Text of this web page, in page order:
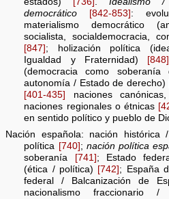
democrático
[842-853] :
materialismo democrático
socialista, socialdemocracia,
[847] ; holización política
Igualdad y Fraternidad)
[848]
(democracia como
autonomía / Estado de derecho)
[401-435]
naciones
naciones regionales o étnicas
en sentido político y pueblo de
Nación española: nación
política [740]; nación política
soberanía [741]; Estado
(ética / política) [742]; España
federal / Balcanización de
nacionalismo fraccionario /